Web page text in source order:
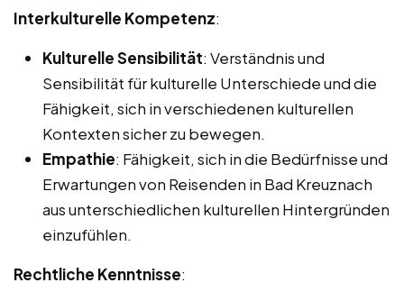
Interkulturelle Kompetenz:
Kulturelle Sensibilität: Verständnis und
Sensibilität für kulturelle Unterschiede und die
Fähigkeit, sich in verschiedenen kulturellen
Kontexten sicher zu bewegen.
Empathie: Fähigkeit, sich in die Bedürfnisse und
Erwartungen von Reisenden in Bad Kreuznach
aus unterschiedlichen kulturellen Hintergründen
einzufühlen.
Rechtliche Kenntnisse: